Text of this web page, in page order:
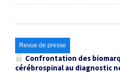
Revue de presse
Confrontation des
cérébrospinal au diagnostic